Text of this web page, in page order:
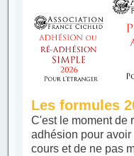
Les formules
C'est le moment de
adhésion pour
cours et de ne pas